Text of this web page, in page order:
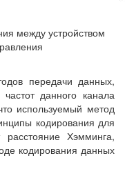
между устройством
передачи данных,
данного канала
используемый метод
кодирования для
Хэмминга,
кодирования данных